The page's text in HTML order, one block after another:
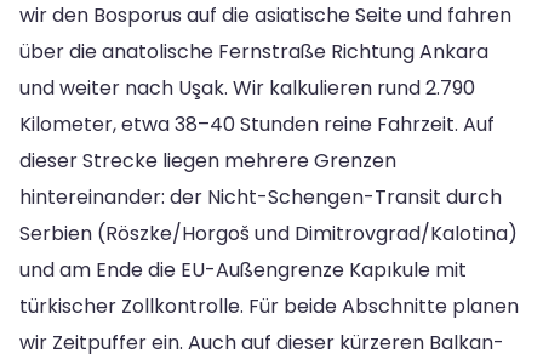
wir den Bosporus auf die asiatische Seite und fahren
über die anatolische Fernstraße Richtung Ankara
und weiter nach Uşak. Wir kalkulieren rund 2.790
Kilometer, etwa 38–40 Stunden reine Fahrzeit. Auf
dieser Strecke liegen mehrere Grenzen
hintereinander: der Nicht-Schengen-Transit durch
Serbien (Röszke/Horgoš und Dimitrovgrad/Kalotina)
und am Ende die EU-Außengrenze Kapıkule mit
türkischer Zollkontrolle. Für beide Abschnitte planen
wir Zeitpuffer ein. Auch auf dieser kürzeren Balkan-